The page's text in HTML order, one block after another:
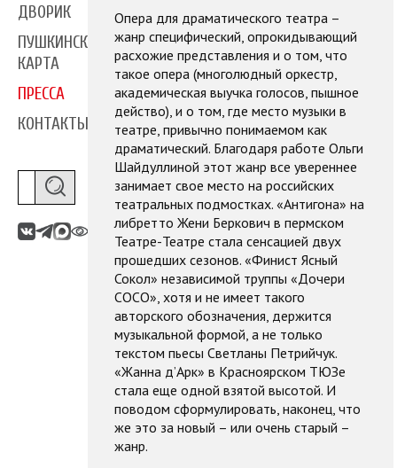
ДВОРИК
ПУШКИНСКАЯ
КАРТА
ПРЕССА
КОНТАКТЫ
Опера для драматического театра –
жанр специфический, опрокидывающий
расхожие представления и о том, что
такое опера (многолюдный оркестр,
академическая выучка голосов, пышное
действо), и о том, где место музыки в
театре, привычно понимаемом как
драматический. Благодаря работе Ольги
Шайдуллиной этот жанр все увереннее
занимает свое место на российских
театральных подмостках. «Антигона» на
либретто Жени Беркович в пермском
Театре-Театре стала сенсацией двух
прошедших сезонов. «Финист Ясный
Сокол» независимой труппы «Дочери
СОСО», хотя и не имеет такого
авторского обозначения, держится
музыкальной формой, а не только
текстом пьесы Светланы Петрийчук.
«Жанна д’Арк» в Красноярском ТЮЗе
стала еще одной взятой высотой. И
поводом сформулировать, наконец, что
же это за новый – или очень старый –
жанр.